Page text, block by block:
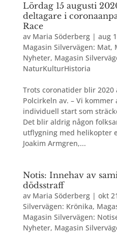
Lördag 15 augusti
deltagare i
Race
av Maria Söderberg| aug
Magasin Silvervägen: Mat,
Nyheter, Magasin
NaturKulturHistoria
Trots coronatider blir 2020
Polcirkeln av. – Vi
individuell start som
Det blir aldrig någon
utflygning med helikopter
Joakim Armgren,...
Notis: Innehav av
dödsstraff
av Maria Söderberg| okt
Silvervägen: Krönika,
Magasin Silvervägen:
Nyheter, Magasin